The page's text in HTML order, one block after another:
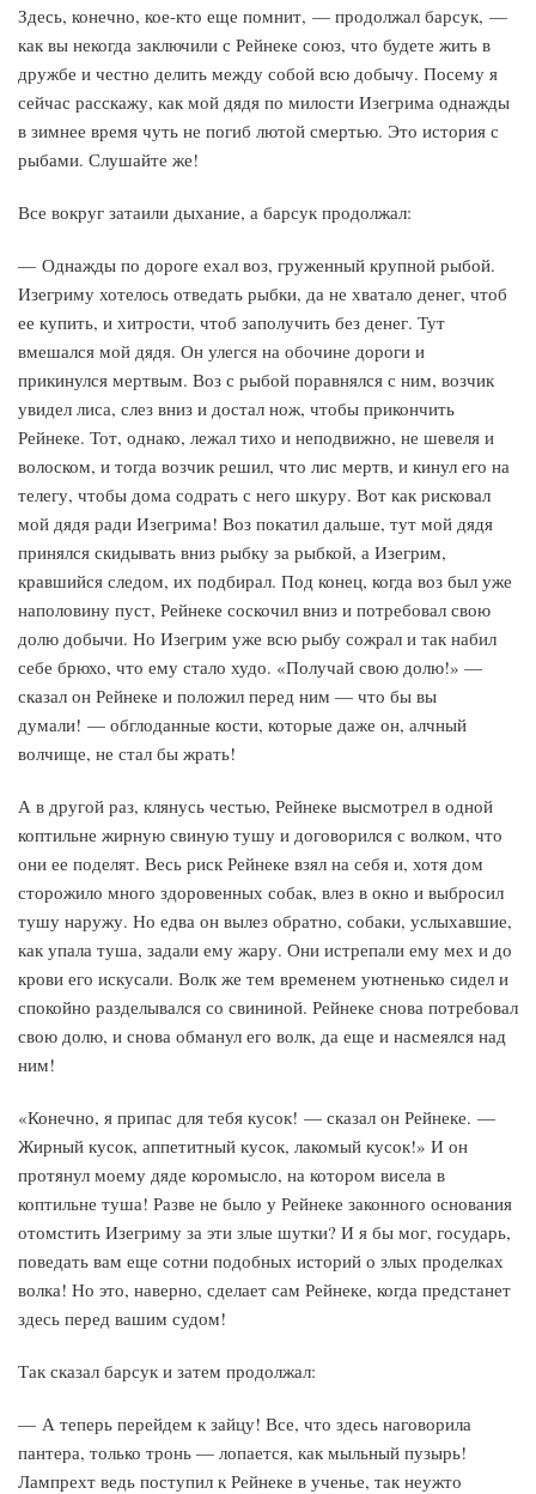
Здесь, конечно, кое-кто еще помнит, — продолжал барсук, —
как вы некогда заключили с Рейнеке союз, что будете жить в
дружбе и честно делить между собой всю добычу. Посему я
сейчас расскажу, как мой дядя по милости Изегрима однажды
в зимнее время чуть не погиб лютой смертью. Это история с
рыбами. Слушайте же!
Все вокруг затаили дыхание, а барсук продолжал:
— Однажды по дороге ехал воз, груженный крупной рыбой.
Изегриму хотелось отведать рыбки, да не хватало денег, чтоб
ее купить, и хитрости, чтоб заполучить без денег. Тут
вмешался мой дядя. Он улегся на обочине дороги и
прикинулся мертвым. Воз с рыбой поравнялся с ним, возчик
увидел лиса, слез вниз и достал нож, чтобы прикончить
Рейнеке. Тот, однако, лежал тихо и неподвижно, не шевеля и
волоском, и тогда возчик решил, что лис мертв, и кинул его на
телегу, чтобы дома содрать с него шкуру. Вот как рисковал
мой дядя ради Изегрима! Воз покатил дальше, тут мой дядя
принялся скидывать вниз рыбку за рыбкой, а Изегрим,
кравшийся следом, их подбирал. Под конец, когда воз был уже
наполовину пуст, Рейнеке соскочил вниз и потребовал свою
долю добычи. Но Изегрим уже всю рыбу сожрал и так набил
себе брюхо, что ему стало худо. «Получай свою долю!» —
сказал он Рейнеке и положил перед ним — что бы вы
думали! — обглоданные кости, которые даже он, алчный
волчище, не стал бы жрать!
А в другой раз, клянусь честью, Рейнеке высмотрел в одной
коптильне жирную свиную тушу и договорился с волком, что
они ее поделят. Весь риск Рейнеке взял на себя и, хотя дом
сторожило много здоровенных собак, влез в окно и выбросил
тушу наружу. Но едва он вылез обратно, собаки, услыхавшие,
как упала туша, задали ему жару. Они истрепали ему мех и до
крови его искусали. Волк же тем временем уютненько сидел и
спокойно разделывался со свининой. Рейнеке снова потребовал
свою долю, и снова обманул его волк, да еще и насмеялся над
ним!
«Конечно, я припас для тебя кусок! — сказал он Рейнеке. —
Жирный кусок, аппетитный кусок, лакомый кусок!» И он
протянул моему дяде коромысло, на котором висела в
коптильне туша! Разве не было у Рейнеке законного основания
отомстить Изегриму за эти злые шутки? И я бы мог, государь,
поведать вам еще сотни подобных историй о злых проделках
волка! Но это, наверно, сделает сам Рейнеке, когда предстанет
здесь перед вашим судом!
Так сказал барсук и затем продолжал:
— А теперь перейдем к зайцу! Все, что здесь наговорила
пантера, только тронь — лопается, как мыльный пузырь!
Лампрехт ведь поступил к Рейнеке в ученье, так неужто